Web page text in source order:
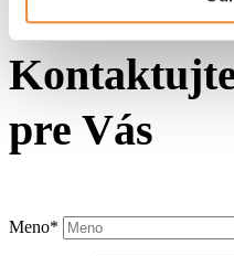
pre Vás
Meno*